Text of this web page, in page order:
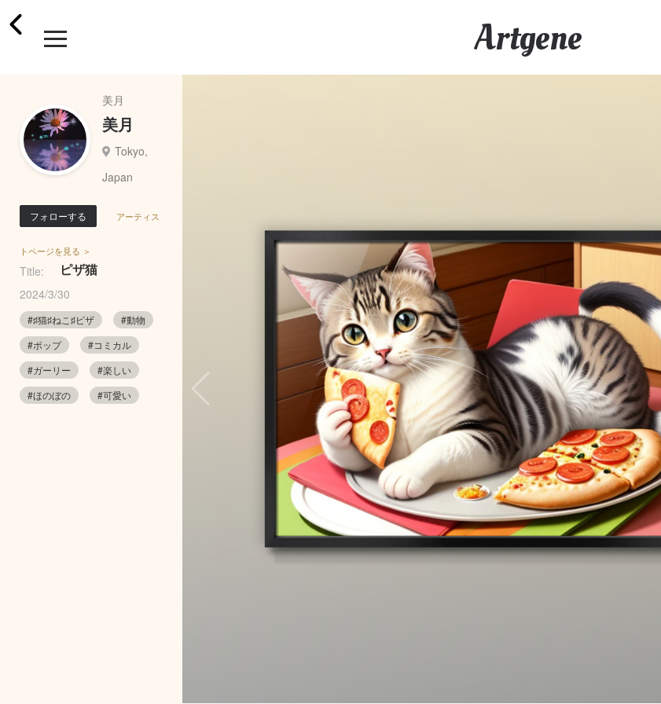
Artgene
美月
美月
Tokyo,
Japan
フォローする アーティス
トページを見る ＞
Title: ピザ猫
2024/3/30
#♯猫♯ねこ♯ピザ
#動物
#ポップ
#コミカル
#ガーリー
#楽しい
#ほのぼの
#可愛い